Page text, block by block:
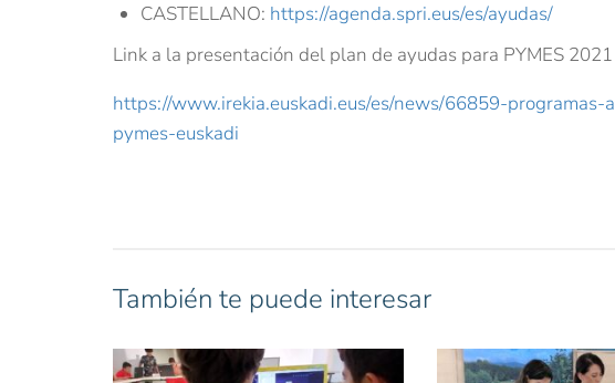
CASTELLANO: https://agenda.spri.eus/es/ayudas/
Link a la presentación del plan de ayudas para PYMES 2021
https://www.irekia.euskadi.eus/es/news/66859-
pymes-euskadi
También te puede interesar